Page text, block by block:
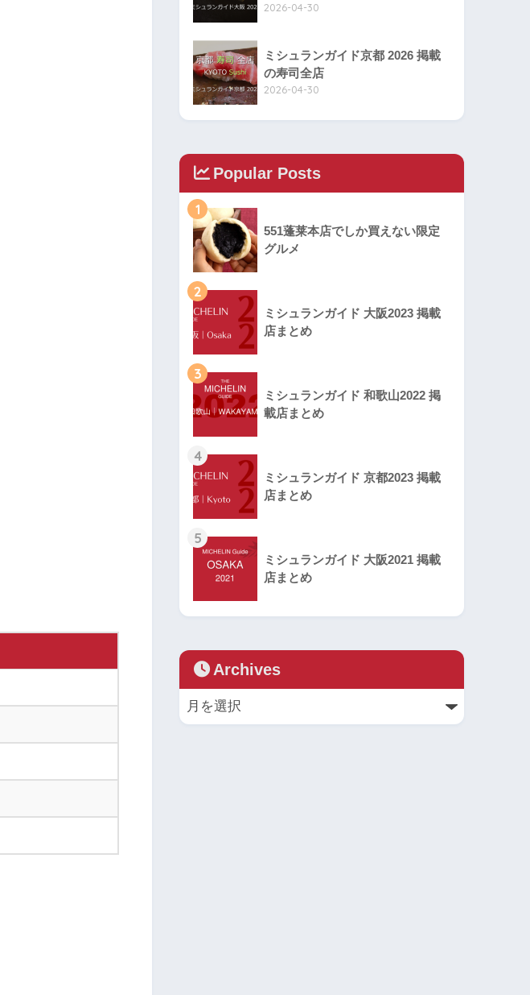
2026-04-30
ミシュランガイド京都 2026 掲載
の寿司全店
2026-04-30
Popular Posts
1
551蓬莱本店でしか買えない限定
グルメ
2
ミシュランガイド 大阪2023 掲載
店まとめ
3
ミシュランガイド 和歌山2022 掲
載店まとめ
4
ミシュランガイド 京都2023 掲載
店まとめ
5
ミシュランガイド 大阪2021 掲載
店まとめ
Archives